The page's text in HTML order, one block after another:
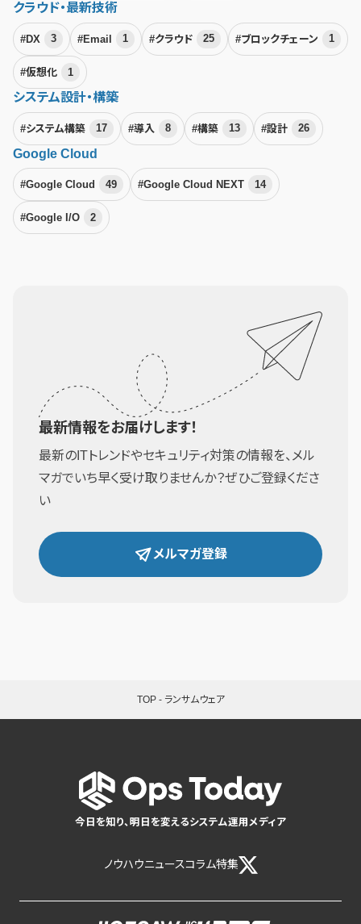
クラウド・最新技術
#DX 3 #Email 1 #クラウド 25 #ブロックチェーン 1
#仮想化 1
システム設計・構築
#システム構築 17 #導入 8 #構築 13 #設計 26
Google Cloud
#Google Cloud 49 #Google Cloud NEXT 14
#Google I/O 2
最新情報をお届けします！
最新のITトレンドやセキュリティ対策の情報を、メル
マガでいち早く受け取りませんか？ぜひご登録くださ
い
メルマガ登録
TOP- ランサムウェア
今日を知り、明日を変えるシステム運用メディア
ノウハウニュースコラム特集